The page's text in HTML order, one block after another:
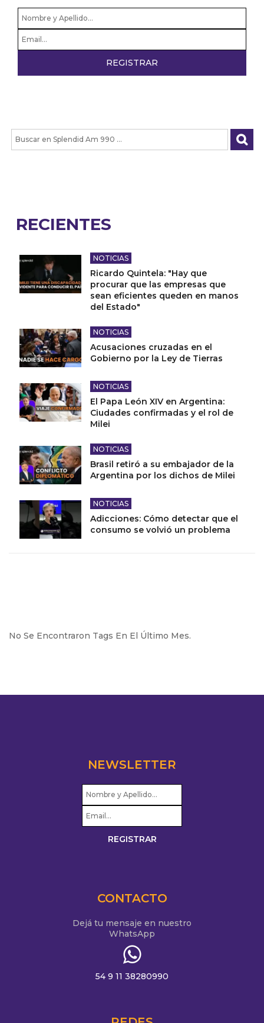
RECIENTES
NOTICIAS
Ricardo Quintela: "Hay que
procurar que las empresas que
sean eficientes queden en manos
del Estado"
NOTICIAS
Acusaciones cruzadas en el
Gobierno por la Ley de Tierras
NOTICIAS
El Papa León XIV en Argentina:
Ciudades confirmadas y el rol de
Milei
NOTICIAS
Brasil retiró a su embajador de la
Argentina por los dichos de Milei
NOTICIAS
Adicciones: Cómo detectar que el
consumo se volvió un problema
No Se Encontraron Tags En El Último Mes.
NEWSLETTER
CONTACTO
Dejá tu mensaje en nuestro
WhatsApp
54 9 11 38280990